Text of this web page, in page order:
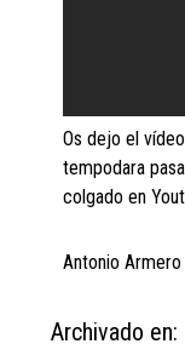
Os dejo el
tempodara
colgado en
Antonio
Archivado